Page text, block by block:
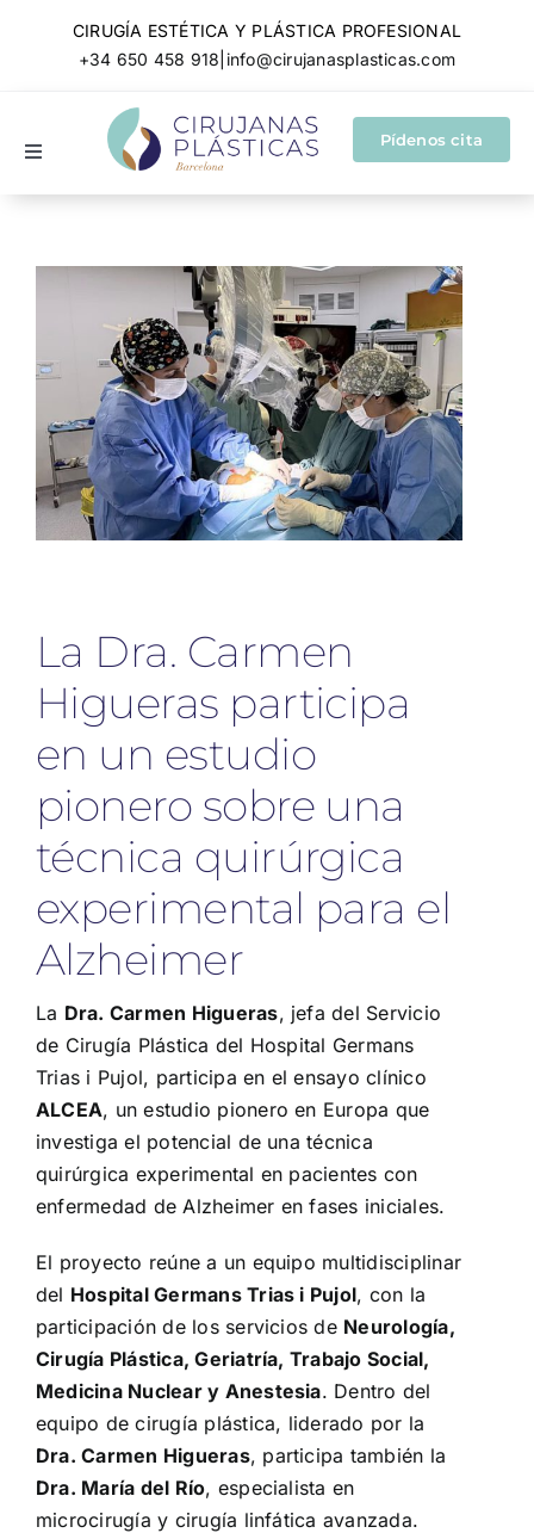
CIRUGÍA ESTÉTICA Y PLÁSTICA PROFESIONAL
+34 650 458 918 info@cirujanasplasticas.com
Toggle
Cirugía reparadora
Conócenos
Pídenos cita
La Dra. Carmen
Higueras participa
en un estudio
pionero sobre una
técnica quirúrgica
experimental para el
Alzheimer
La Dra. Carmen Higueras, jefa del Servicio
de Cirugía Plástica del Hospital Germans
Trias i Pujol, participa en el ensayo clínico
ALCEA, un estudio pionero en Europa que
investiga el potencial de una técnica
quirúrgica experimental en pacientes con
enfermedad de Alzheimer en fases iniciales.
El proyecto reúne a un equipo multidisciplinar
del Hospital Germans Trias i Pujol, con la
participación de los servicios de Neurología,
Cirugía Plástica, Geriatría, Trabajo Social,
Medicina Nuclear y Anestesia. Dentro del
equipo de cirugía plástica, liderado por la
Dra. Carmen Higueras, participa también la
Dra. María del Río, especialista en
microcirugía y cirugía linfática avanzada.